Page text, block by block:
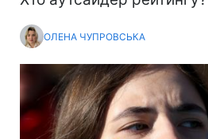
ОЛЕНА ЧУПРОВСЬКА